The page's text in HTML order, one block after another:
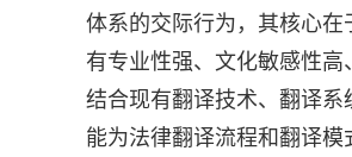
体系的交际行为，其核心
有专业性强、文化敏感性
结合现有翻译技术、翻译系
能为法律翻译流程和翻译